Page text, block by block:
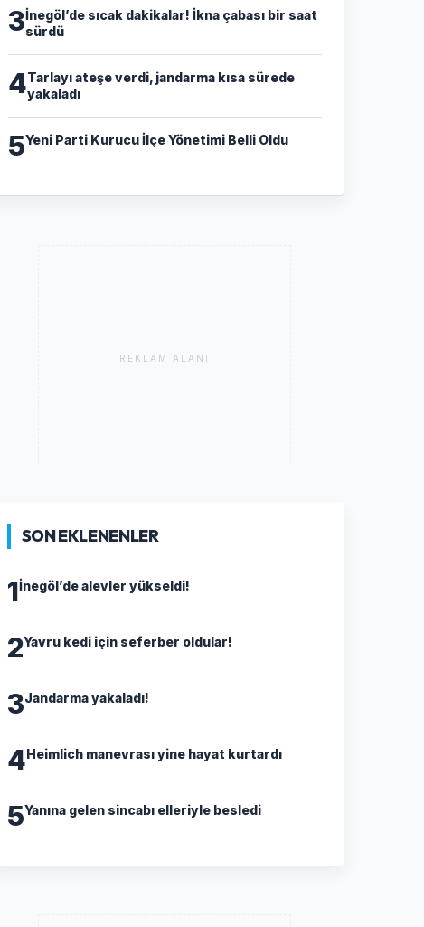
3İnegöl’de sıcak dakikalar! İkna çabası bir saat
sürdü
4Tarlayı ateşe verdi, jandarma kısa sürede
yakaladı
5Yeni Parti Kurucu İlçe Yönetimi Belli Oldu
REKLAM ALANI
SON EKLENENLER
1İnegöl’de alevler yükseldi!
2Yavru kedi için seferber oldular!
3Jandarma yakaladı!
4Heimlich manevrası yine hayat kurtardı
5Yanına gelen sincabı elleriyle besledi